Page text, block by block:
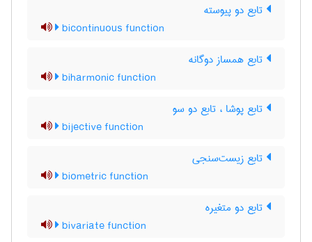
تابع دو پیوسته
bicontinuous function
تابع همساز دوگانه
biharmonic function
تابع پوشا ، تابع دو سو
bijective function
تابع زیست‌سنجی
biometric function
تابع دو متغیره
bivariate function